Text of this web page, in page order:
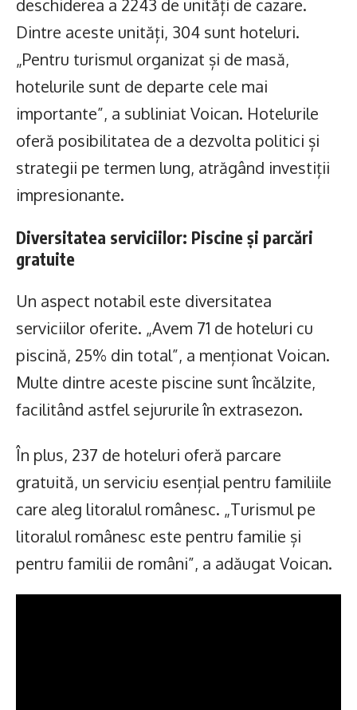
deschiderea a 2243 de unități de cazare.
Dintre aceste unități, 304 sunt hoteluri.
„Pentru turismul organizat și de masă,
hotelurile sunt de departe cele mai
importante”, a subliniat Voican. Hotelurile
oferă posibilitatea de a dezvolta politici și
strategii pe termen lung, atrăgând investiții
impresionante.
Diversitatea serviciilor: Piscine și parcări
gratuite
Un aspect notabil este diversitatea
serviciilor oferite. „Avem 71 de hoteluri cu
piscină, 25% din total”, a menționat Voican.
Multe dintre aceste piscine sunt încălzite,
facilitând astfel sejururile în extrasezon.
În plus, 237 de hoteluri oferă parcare
gratuită, un serviciu esențial pentru familiile
care aleg litoralul românesc. „Turismul pe
litoralul românesc este pentru familie și
pentru familii de români”, a adăugat Voican.